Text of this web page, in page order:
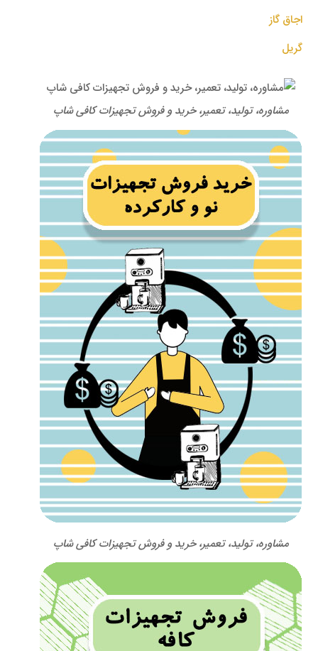
اجاق گاز
گریل
مشاوره، تولید، تعمیر، خرید و فروش تجهیزات کافی شاپ
مشاوره، تولید، تعمیر، خرید و فروش تجهیزات کافی شاپ